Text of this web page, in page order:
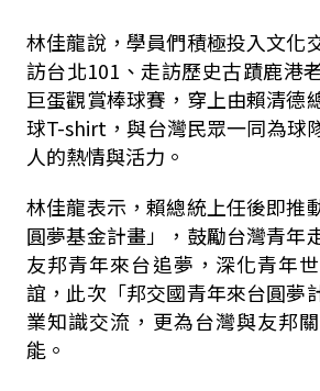
林佳龍說，學員們積極投入文化
訪台北101、走訪歷史古蹟鹿港
巨蛋觀賞棒球賽，穿上由賴清德
球T-shirt，與台灣民眾一同為球
人的熱情與活力。
林佳龍表示，賴總統上任後即推
圓夢基金計畫」，鼓勵台灣青年
友邦青年來台追夢，深化青年
誼，此次「邦交國青年來台圓夢
業知識交流，更為台灣與友邦
能。